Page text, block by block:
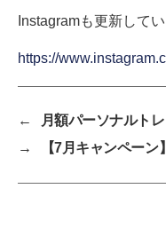
Instagramも更新してい
https://
←
月額パーソナルト
→
【7月キャンペーン